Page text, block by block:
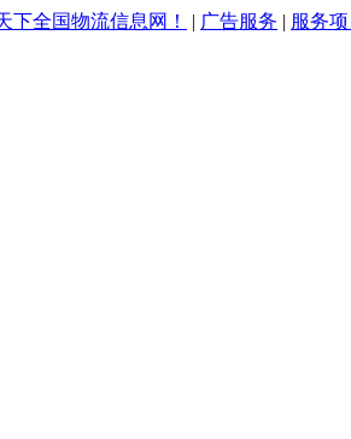
下全国物流信息网！ | 广告服务 | 服务